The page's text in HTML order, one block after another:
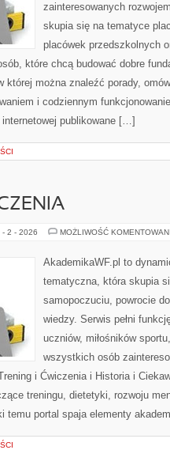
zainteresowanych
skupia się na tematyce
placówek przedszkolnych
które chcą budować dobre
której można znaleźć porady,
i codziennym
publikowane […]
- 2 - 2026 MOŻLIWOŚĆ
AkademikaWF.pl to
tematyczna, która skupia
samopoczuciu, powrocie
wiedzy. Serwis pełni
uczniów, miłośników
wszystkich osób
i Ćwiczenia i Historia i
treningu, dietetyki, rozwoju
temu portal spaja elementy